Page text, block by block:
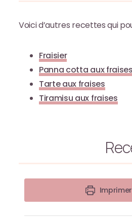
Voici d’autres recettes qui
Fraisier
Panna cotta aux fraises
Tarte aux fraises
Tiramisu aux fraises